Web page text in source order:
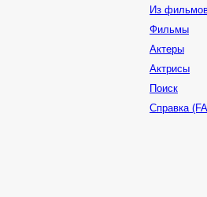
Из
Фильмы
Актеры
Актрисы
Поиск
Справка